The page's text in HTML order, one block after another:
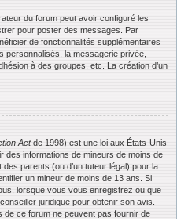
du forum peut avoir configuré les
pour poster des messages. Par
de fonctionnalités supplémentaires
la messagerie privée,
à des groupes, etc. La création d’un
Actde 1998) est une loi aux États-Unis
des informations de mineurs de moins de
parents (ou d’un tuteur légal) pour la
un mineur de moins de 13 ans. Si
lorsque vous vous enregistrez ou que
juridique pour obtenir son avis.
de ce forum ne peuvent pas fournir de